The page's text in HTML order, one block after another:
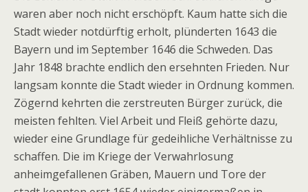
waren aber noch nicht erschöpft. Kaum hatte sich die
Stadt wieder notdürftig erholt, plünderten 1643 die
Bayern und im September 1646 die Schweden. Das
Jahr 1848 brachte endlich den ersehnten Frieden. Nur
langsam konnte die Stadt wieder in Ordnung kommen.
Zögernd kehrten die zerstreuten Bürger zurück, die
meisten fehlten. Viel Arbeit und Fleiß gehörte dazu,
wieder eine Grundlage für gedeihliche Verhältnisse zu
schaffen. Die im Kriege der Verwahrlosung
anheimgefallenen Gräben, Mauern und Tore der